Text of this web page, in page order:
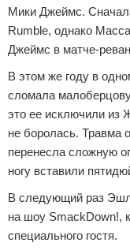
Мики Джеймс.
Rumble, однако
Джеймс в матче-
В этом же году в
сломала
это ее исключили из
не боролась. Травма
перенесла сложную
ногу вставили
В следующий раз
на шоу SmackDown!,
специального гостя.